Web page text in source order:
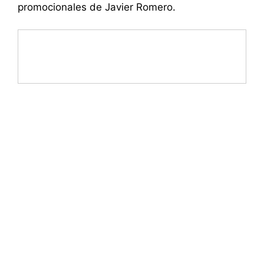
promocionales de Javier Romero.